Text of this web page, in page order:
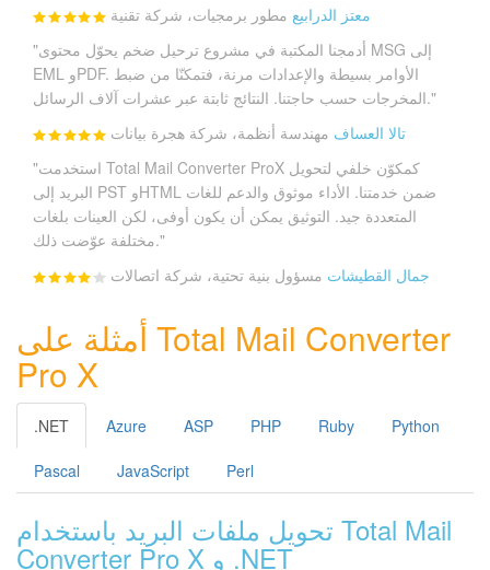
معتز الدرابيع مطور برمجيات، شركة تقنية
"أدمجنا المكتبة في مشروع ترحيل ضخم يحوّل محتوى MSG إلى
EML وPDF. الأوامر بسيطة والإعدادات مرنة، فتمكنّا من ضبط
المخرجات حسب حاجتنا. النتائج ثابتة عبر عشرات آلاف الرسائل."
تالا العساف مهندسة أنظمة، شركة هجرة بيانات
"استخدمت Total Mail Converter ProX كمكوّن خلفي لتحويل
البريد إلى PST وHTML ضمن خدمتنا. الأداء موثوق والدعم للغات
المتعددة جيد. التوثيق يمكن أن يكون أوفى، لكن العينات بلغات
مختلفة عوّضت ذلك."
جمال القطيشات مسؤول بنية تحتية، شركة اتصالات
أمثلة على Total Mail Converter
Pro X
.NET Azure ASP PHP Ruby Python
Pascal JavaScript Perl
تحويل ملفات البريد باستخدام Total Mail
Converter Pro X و .NET